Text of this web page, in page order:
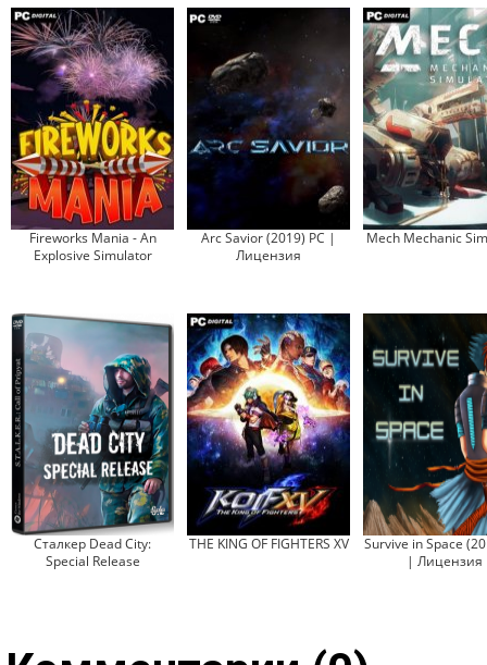
Fireworks Mania - An
Explosive Simulator
Arc Savior (2019) PC |
Лицензия
Mech Mechanic
Сталкер Dead City:
Special Release
THE KING OF FIGHTERS XV
Survive in Space
| Лицензия